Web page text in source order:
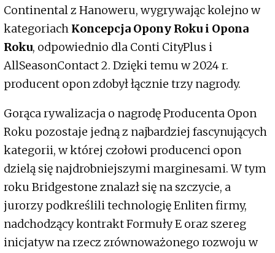
Continental z Hanoweru, wygrywając kolejno w
kategoriach Koncepcja Opony Roku i Opona
Roku, odpowiednio dla Conti CityPlus i
AllSeasonContact 2. Dzięki temu w 2024 r.
producent opon zdobył łącznie trzy nagrody.
Gorąca rywalizacja o nagrodę Producenta Opon
Roku pozostaje jedną z najbardziej fascynujących
kategorii, w której czołowi producenci opon
dzielą się najdrobniejszymi marginesami. W tym
roku Bridgestone znalazł się na szczycie, a
jurorzy podkreślili technologię Enliten firmy,
nadchodzący kontrakt Formuły E oraz szereg
inicjatyw na rzecz zrównoważonego rozwoju w